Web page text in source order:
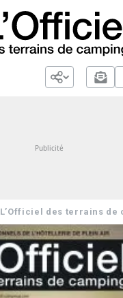
L’Officiel des terrains de